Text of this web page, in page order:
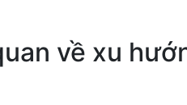
về xu